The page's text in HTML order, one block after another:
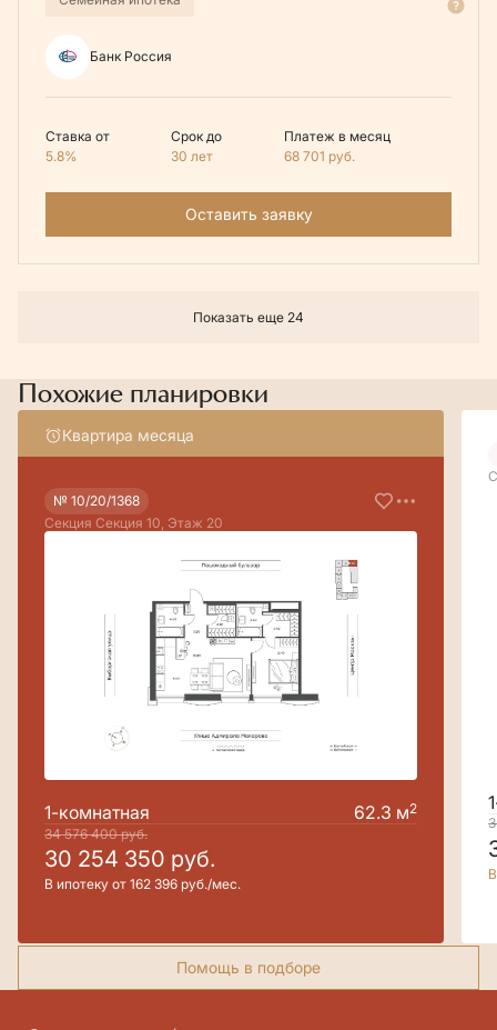
Банк Россия
Ставка от
5.8%
Срок до
30 лет
Платеж в месяц
68 701 руб.
Оставить заявку
Показать еще 24
Похожие планировки
Квартира месяца
№ 10/20/1368
Секция Секция 10, Этаж 20
1-комнатная 62.3 м2
34 576 400руб.
30 254 350 руб.
В ипотеку от 162 396 руб./мес.
Помощь в подборе